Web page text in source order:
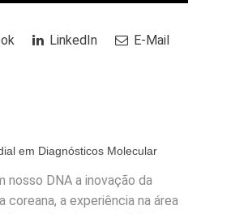
LinkedIn E-Mail
em Diagnósticos Molecular
nosso DNA a inovação da
coreana, a experiência na área